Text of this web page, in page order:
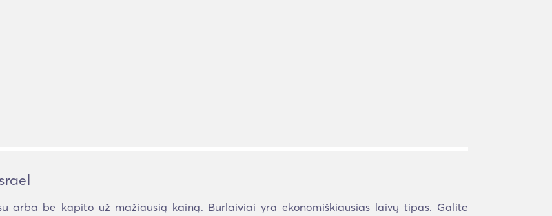
arba be kapito už mažiausią kainą. Burlaiviai yra ekonomiškiausias laivų tipas. Galite